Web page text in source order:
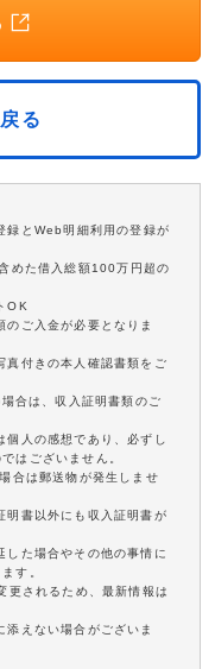
る
録とWeb明細利用の登録が
めた借入総額100万円超の
OK
ご入金が必要となりま
真付きの本人確認書類をご
合は、収入証明書類のご
個人の感想であり、必ずし
はございません。
合は郵送物が発生しませ
明書以外にも収入証明書が
した場合やその他の事情に
す。
更されるため、最新情報は
えない場合がございま